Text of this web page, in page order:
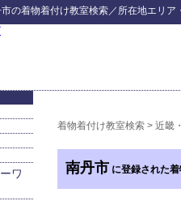
の着物着付け教室検索／所在地エリア
着物着付け教室検索 > 近畿
南丹市 に登録された
ワ